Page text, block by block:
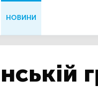
НОВИНИ